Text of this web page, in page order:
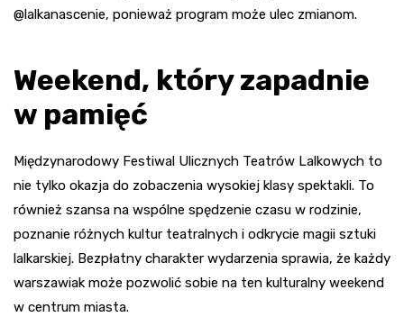
@lalkanascenie, ponieważ program może ulec zmianom.
Weekend, który zapadnie
w pamięć
Międzynarodowy Festiwal Ulicznych Teatrów Lalkowych to
nie tylko okazja do zobaczenia wysokiej klasy spektakli. To
również szansa na wspólne spędzenie czasu w rodzinie,
poznanie różnych kultur teatralnych i odkrycie magii sztuki
lalkarskiej. Bezpłatny charakter wydarzenia sprawia, że każdy
warszawiak może pozwolić sobie na ten kulturalny weekend
w centrum miasta.